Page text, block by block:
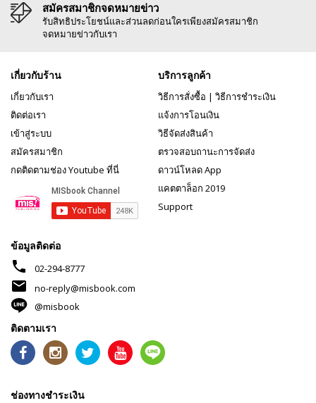
สมัครสมาชิกจดหมายข่าว
รับสิทธิประโยชน์และส่วนลดก่อนใครเพียงสมัครสมาชิก
จดหมายข่าวกับเรา
เกี่ยวกับร้าน
เกี่ยวกับเรา
ติดต่อเรา
เข้าสู่ระบบ
สมัครสมาชิก
กดติดตามช่อง Youtube ที่นี่
บริการลูกค้า
วิธีการสั่งซื้อ | วิธีการชำระเงิน
แจ้งการโอนเงิน
วิธีจัดส่งสินค้า
ตรวจสอบถานะการจัดส่ง
ดาวน์โหลด App
แคตตาล็อก 2019
Support
ข้อมูลติดต่อ
phone 02-294-8777
mail
no-reply@misbook.com
@misbook
ติดตามเรา
ช่องทางชำระเงิน